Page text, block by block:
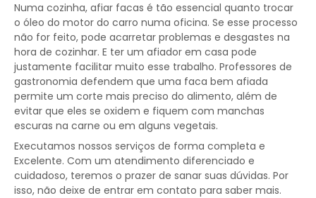
Numa cozinha, afiar facas é tão essencial quanto trocar
o óleo do motor do carro numa oficina. Se esse processo
não for feito, pode acarretar problemas e desgastes na
hora de cozinhar. E ter um afiador em casa pode
justamente facilitar muito esse trabalho. Professores de
gastronomia defendem que uma faca bem afiada
permite um corte mais preciso do alimento, além de
evitar que eles se oxidem e fiquem com manchas
escuras na carne ou em alguns vegetais.
Executamos nossos serviços de forma completa e
Excelente. Com um atendimento diferenciado e
cuidadoso, teremos o prazer de sanar suas dúvidas. Por
isso, não deixe de entrar em contato para saber mais.